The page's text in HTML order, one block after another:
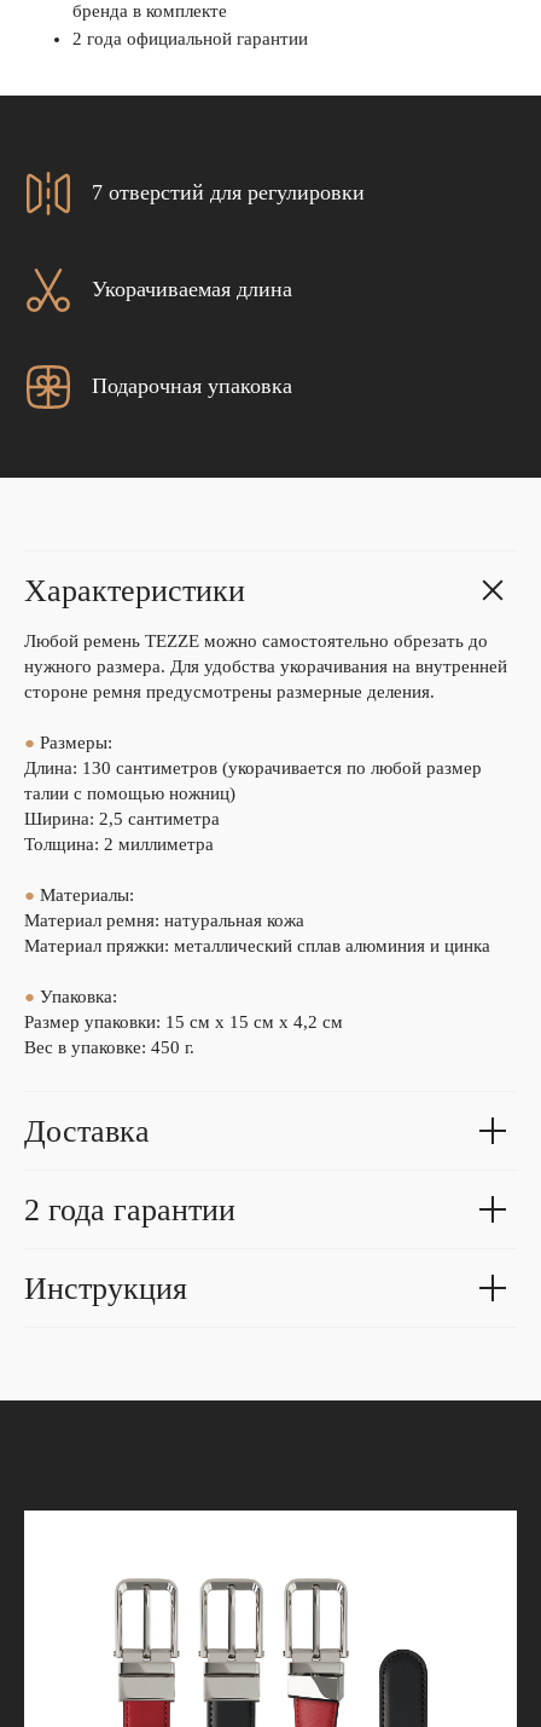
бренда в комплекте
2 года официальной гарантии
7 отверстий для регулировки
Укорачиваемая длина
Подарочная упаковка
Характеристики
Любой ремень TEZZE можно самостоятельно обрезать до
нужного размера. Для удобства укорачивания на внутренней
стороне ремня предусмотрены размерные деления.
● Размеры:
Длина: 130 сантиметров (укорачивается по любой размер
талии с помощью ножниц)
Ширина: 2,5 сантиметра
Толщина: 2 миллиметра
● Материалы:
Материал ремня: натуральная кожа
Материал пряжки: металлический сплав алюминия и цинка
● Упаковка:
Размер упаковки: 15 см х 15 см х 4,2 см
Вес в упаковке: 450 г.
Доставка
2 года гарантии
Инструкция